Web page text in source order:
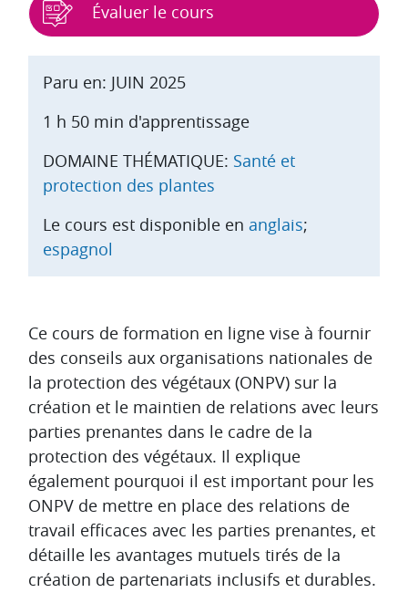
Aperçu des sections
Ce cours de formation en ligne vise à fournir
des conseils aux organisations nationales de
la protection des végétaux (ONPV) sur la
création et le maintien de relations avec leurs
parties prenantes dans le cadre de la
protection des végétaux. Il explique
également pourquoi il est important pour les
ONPV de mettre en place des relations de
travail efficaces avec les parties prenantes, et
détaille les avantages mutuels tirés de la
création de partenariats inclusifs et durables.
Paru en: JUIN 2025
1 h 50 min d'apprentissage
DOMAINE THÉMATIQUE: Santé et
protection des plantes
Le cours est disponible en anglais;
espagnol
Évaluer le cours